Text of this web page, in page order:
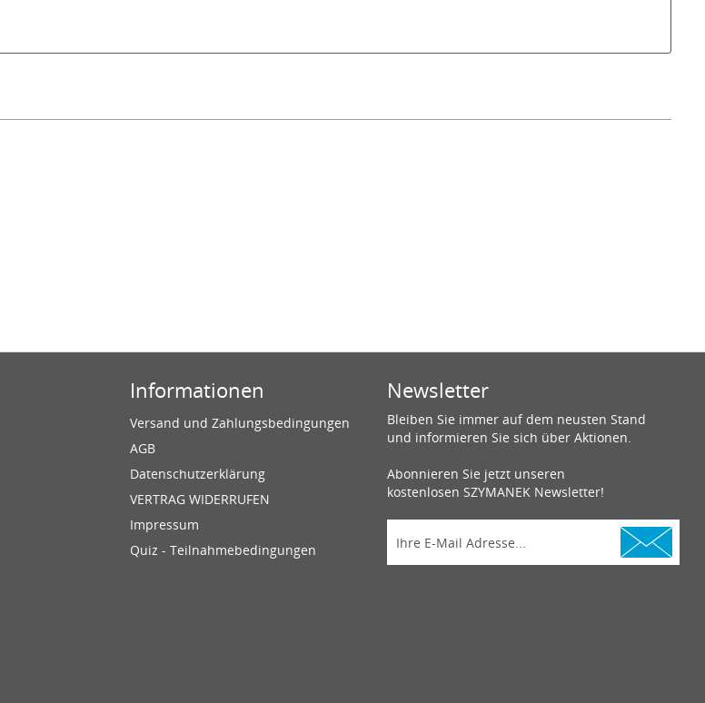
Informationen
Versand und Zahlungsbedingungen
AGB
Datenschutzerklärung
VERTRAG WIDERRUFEN
Impressum
Quiz - Teilnahmebedingungen
Newsletter
Bleiben Sie immer auf dem neusten Stand
und informieren Sie sich über Aktionen.
Abonnieren Sie jetzt unseren
kostenlosen SZYMANEK Newsletter!